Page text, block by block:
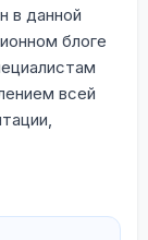
в данной
блоге
всей